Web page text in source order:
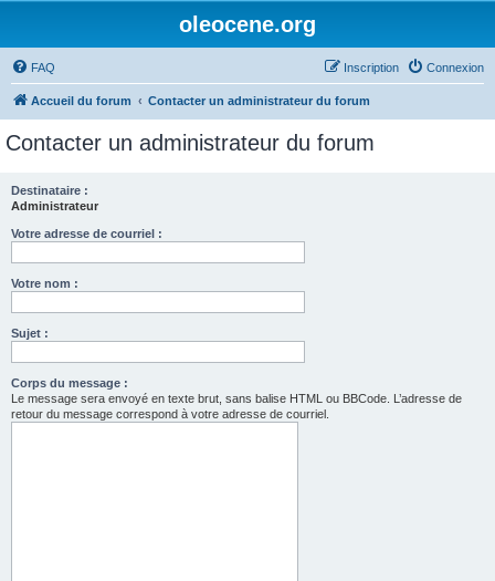
oleocene.org
FAQ Connexion
Inscription
Accueil du forum Contacter un administrateur du forum
Contacter un administrateur du forum
Destinataire :
Administrateur
Votre adresse de courriel :
Votre nom :
Sujet :
Corps du message :
Le message sera envoyé en texte brut, sans balise HTML ou BBCode. L’adresse de
retour du message correspond à votre adresse de courriel.